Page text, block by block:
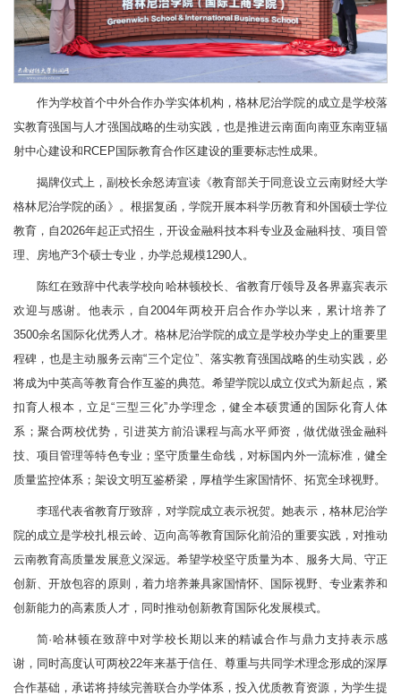
作为学校首个中外合作办学实体机构，格林尼治学院的成立是学校落
实教育强国与人才强国战略的生动实践，也是推进云南面向南亚东南亚辐
射中心建设和RCEP国际教育合作区建设的重要标志性成果。
揭牌仪式上，副校长余怒涛宣读《教育部关于同意设立云南财经大学
格林尼治学院的函》。根据复函，学院开展本科学历教育和外国硕士学位
教育，自2026年起正式招生，开设金融科技本科专业及金融科技、项目管
理、房地产3个硕士专业，办学总规模1290人。
陈红在致辞中代表学校向哈林顿校长、省教育厅领导及各界嘉宾表示
欢迎与感谢。他表示，自2004年两校开启合作办学以来，累计培养了
3500余名国际化优秀人才。格林尼治学院的成立是学校办学史上的重要里
程碑，也是主动服务云南“三个定位”、落实教育强国战略的生动实践，必
将成为中英高等教育合作互鉴的典范。希望学院以成立仪式为新起点，紧
扣育人根本，立足“三型三化”办学理念，健全本硕贯通的国际化育人体
系；聚合两校优势，引进英方前沿课程与高水平师资，做优做强金融科
技、项目管理等特色专业；坚守质量生命线，对标国内外一流标准，健全
质量监控体系；架设文明互鉴桥梁，厚植学生家国情怀、拓宽全球视野。
李瑶代表省教育厅致辞，对学院成立表示祝贺。她表示，格林尼治学
院的成立是学校扎根云岭、迈向高等教育国际化前沿的重要实践，对推动
云南教育高质量发展意义深远。希望学校坚守质量为本、服务大局、守正
创新、开放包容的原则，着力培养兼具家国情怀、国际视野、专业素养和
创新能力的高素质人才，同时推动创新教育国际化发展模式。
简·哈林顿在致辞中对学校长期以来的精诚合作与鼎力支持表示感
谢，同时高度认可两校22年来基于信任、尊重与共同学术理念形成的深厚
合作基础，承诺将持续完善联合办学体系，投入优质教育资源，为学生提